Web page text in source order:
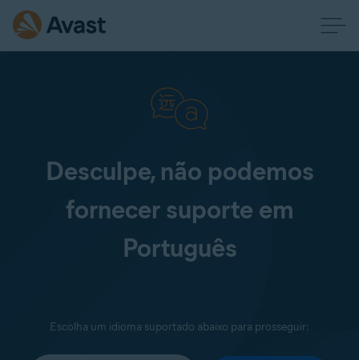
Desculpe, não podemos
fornecer suporte em
Português
Escolha um idioma suportado abaixo para prosseguir: